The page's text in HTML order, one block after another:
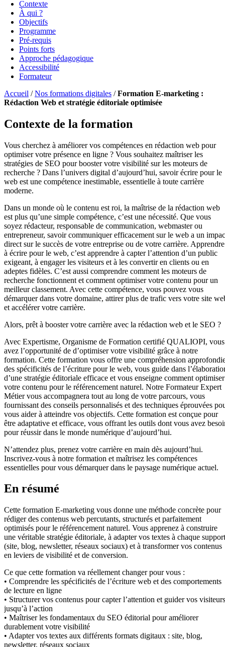
Contexte
À qui ?
Objectifs
Programme
Pré-requis
Points forts
Approche pédagogique
Accessibilité
Formateur
Accueil /Nos formations digitales /Formation E-marketing :
Rédaction Web et stratégie éditoriale optimisée
Contexte de la formation
Vous cherchez à améliorer vos compétences en rédaction web pour
optimiser votre présence en ligne ? Vous souhaitez maîtriser les
stratégies de SEO pour booster votre visibilité sur les moteurs de
recherche ? Dans l’univers digital d’aujourd’hui, savoir écrire pour le
web est une compétence inestimable, essentielle à toute carrière
moderne.
Dans un monde où le contenu est roi, la maîtrise de la rédaction web
est plus qu’une simple compétence, c’est une nécessité. Que vous
soyez rédacteur, responsable de communication, webmaster ou
entrepreneur, savoir communiquer efficacement sur le web a un
direct sur le succès de votre entreprise ou de votre carrière. Apprendre
à écrire pour le web, c’est apprendre à capter l’attention d’un public
exigeant, à engager les visiteurs et à les convertir en clients ou en
adeptes fidèles. C’est aussi comprendre comment les moteurs de
recherche fonctionnent et comment optimiser votre contenu pour un
meilleur classement. Avec cette compétence, vous pouvez vous
démarquer dans votre domaine, attirer plus de trafic vers votre site
et accélérer votre carrière.
Alors, prêt à booster votre carrière avec la rédaction web et le SEO ?
Avec Expertisme, Organisme de Formation certifié QUALIOPI, vous
avez l’opportunité de d’optimiser votre visibilité grâce à notre
formation. Cette formation vous offre une compréhension
des spécificités de l’écriture pour le web, vous guide dans
d’une stratégie éditoriale efficace et vous enseigne comment optimiser
votre contenu pour le référencement naturel. Notre Formateur Expert
Métier vous accompagnera tout au long de votre parcours, vous
fournissant des conseils personnalisés et des techniques éprouvées
vous aider à atteindre vos objectifs. Cette formation est conçue pour
être adaptative et efficace, vous offrant les outils dont vous avez
pour réussir dans le monde numérique d’aujourd’hui.
N’attendez plus, prenez votre carrière en main dès aujourd’hui.
Inscrivez-vous à notre formation et maîtrisez les compétences
essentielles pour vous démarquer dans le paysage numérique actuel.
En résumé
Cette formation E-marketing vous donne une méthode concrète pour
rédiger des contenus web percutants, structurés et parfaitement
optimisés pour le référencement naturel. Vous apprenez à construire
une véritable stratégie éditoriale, à adapter vos textes à chaque support
(site, blog, newsletter, réseaux sociaux) et à transformer vos contenus
en leviers de visibilité et de conversion.
Ce que cette formation va réellement changer pour vous :
• Comprendre les spécificités de l’écriture web et des comportements
de lecture en ligne
• Structurer vos contenus pour capter l’attention et guider vos visiteurs
jusqu’à l’action
• Maîtriser les fondamentaux du SEO éditorial pour améliorer
durablement votre visibilité
• Adapter vos textes aux différents formats digitaux : site, blog,
newsletter, réseaux sociaux